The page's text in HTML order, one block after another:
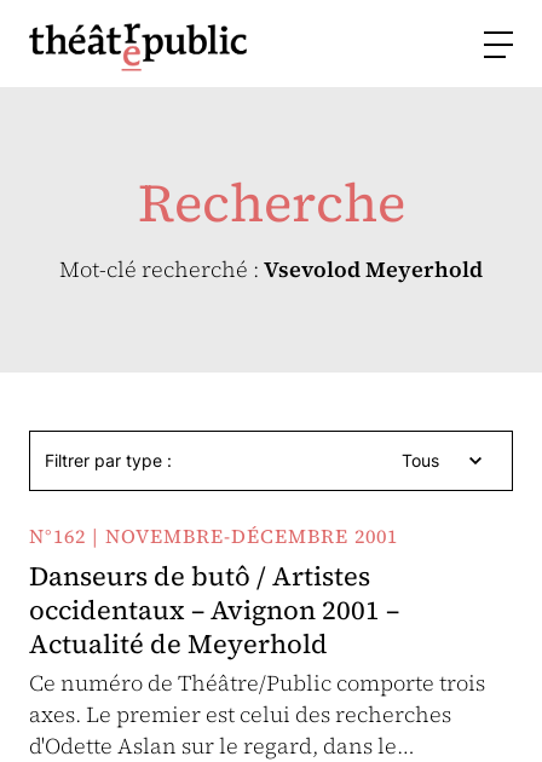
Recherche
Mot-clé recherché : Vsevolod Meyerhold
Filtrer par type : Tous
N°162 | NOVEMBRE-DÉCEMBRE 2001
Danseurs de butô / Artistes
occidentaux – Avignon 2001 –
Actualité de Meyerhold
Ce numéro de Théâtre/Public comporte trois
axes. Le premier est celui des recherches
d'Odette Aslan sur le regard, dans le…